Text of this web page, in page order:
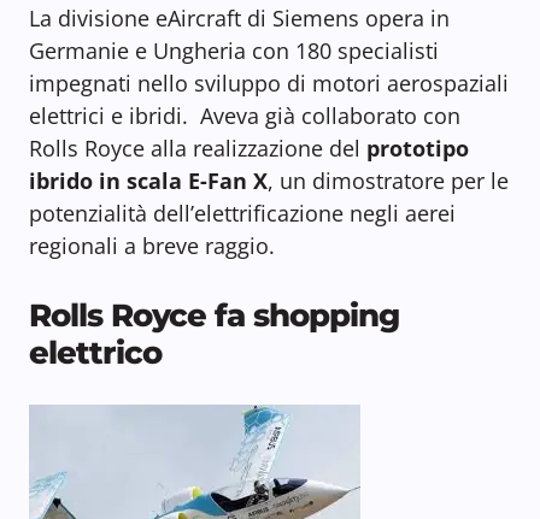
La divisione eAircraft di Siemens opera in
Germanie e Ungheria con 180 specialisti
impegnati nello sviluppo di motori aerospaziali
elettrici e ibridi. Aveva già collaborato con
Rolls Royce alla realizzazione del prototipo
ibrido in scala E-Fan X, un dimostratore per le
potenzialità dell’elettrificazione negli aerei
regionali a breve raggio.
Rolls Royce fa shopping
elettrico